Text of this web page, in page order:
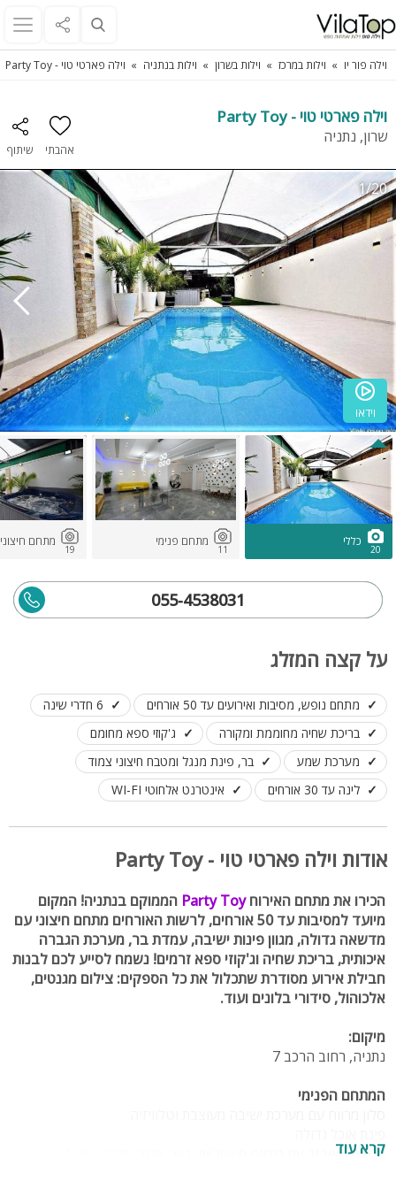
וילה פור יו וילות במרכז וילות בשרון וילות בנתניה וילה פארטי טוי - Party Toy
וילה פארטי טוי - Party Toy
שרון, נתניה
אהבתי שיתוף
וידאו
1/20
20
כללי
11
מתחם פנימי
19
מתחם חיצוני
055-4538031
על קצה המזלג
מתחם נופש, מסיבות ואירועים עד 50 אורחים
6 חדרי שינה
בריכת שחיה מחוממת ומקורה
ג'קוזי ספא מחומם
מערכת שמע
בר, פינת מנגל ומטבח חיצוני צמוד
לינה עד 30 אורחים
אינטרנט אלחוטי WI-FI
אודות וילה פארטי טוי - Party Toy
הכירו את מתחם האירוחParty Toy הממוקם בנתניה! המקום
מיועד למסיבות עד 50 אורחים, לרשות האורחים מתחם חיצוני עם
מדשאה גדולה, מגוון פינות ישיבה, עמדת בר, מערכת הגברה
איכותית, בריכת שחיה וג'קוזי ספא זרמים! נשמח לסייע לכם לבנות
חבילת אירוע מסודרת שתכלול את כל הספקים: צילום מגנטים,
אלכוהול, סידורי בלונים ועוד.
מיקום:
נתניה, רחוב הרכב 7
המתחם הפנימי
מטבח מאובזר עם כיריים חשמליות, כיור, תנור, מקרר, תמי 4
קרא עוד